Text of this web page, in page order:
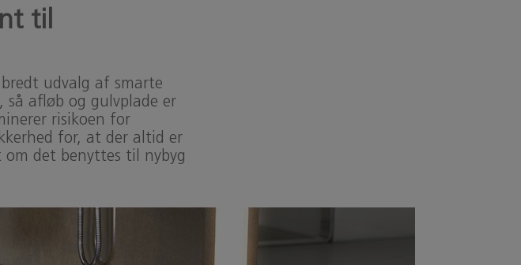
til
udvalg af smarte
så afløb og gulvplade er
risikoen for
for, at der altid er
det benyttes til nybyg